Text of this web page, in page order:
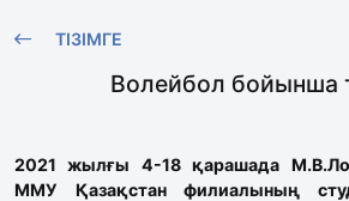
ТІЗІМГЕ
Волейбол бойынша
2021 жылғы 4-18 қарашада
ММУ Қазақстан филиалының